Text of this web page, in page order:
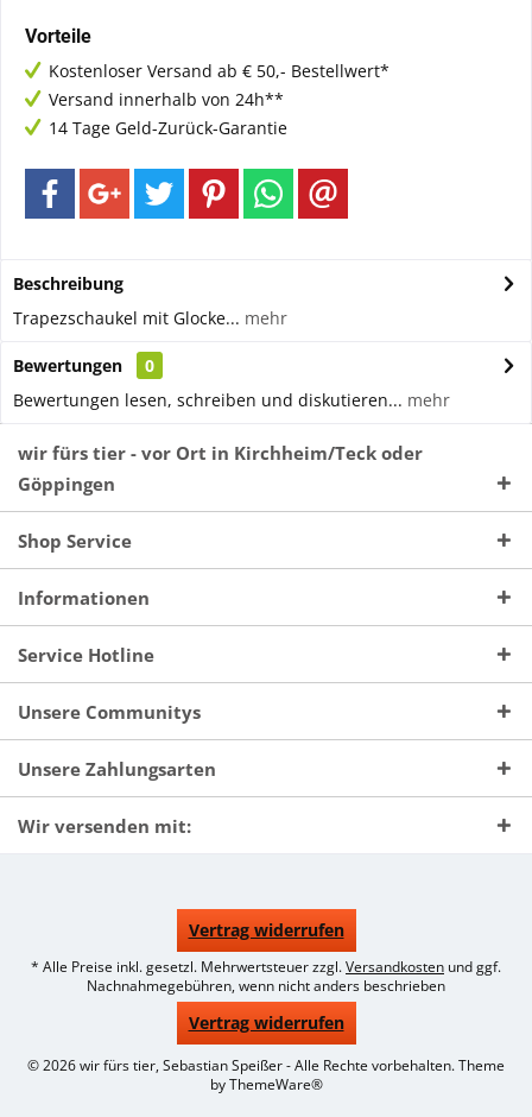
Vorteile
Kostenloser Versand ab € 50,- Bestellwert*
Versand innerhalb von 24h**
14 Tage Geld-Zurück-Garantie
Beschreibung
Trapezschaukel mit Glocke... mehr
Bewertungen
0
Bewertungen lesen, schreiben und diskutieren... mehr
wir fürs tier - vor Ort in Kirchheim/Teck oder
Göppingen
Shop Service
Informationen
Service Hotline
Unsere Communitys
Unsere Zahlungsarten
Wir versenden mit:
Vertrag widerrufen
* Alle Preise inkl. gesetzl. Mehrwertsteuer zzgl.Versandkosten und ggf.
Nachnahmegebühren, wenn nicht anders beschrieben
Vertrag widerrufen
© 2026 wir fürs tier, Sebastian Speißer - Alle Rechte vorbehalten. Theme
byThemeWare®